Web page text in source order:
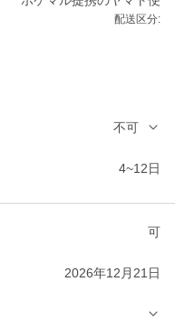
配送区分:
不可
4~12日
可
2026年12月21日